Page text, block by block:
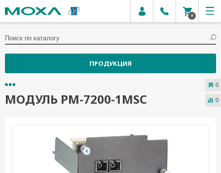
0
ПРОДУКЦИЯ
МОДУЛЬ PM-7200-1MSC
0
0